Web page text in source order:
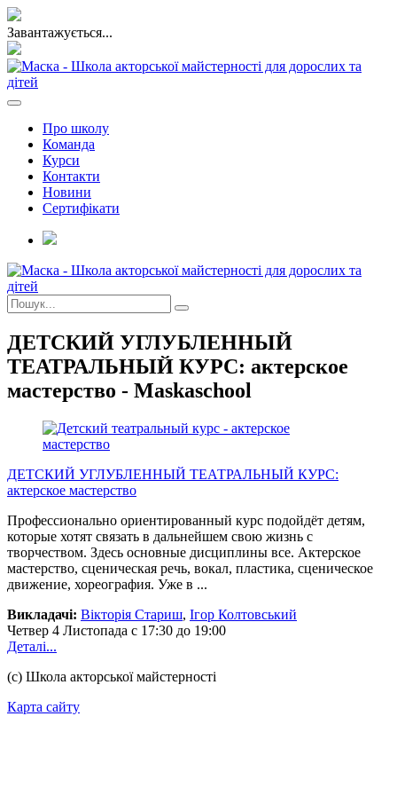
Завантажується...
Про школу
Команда
Курси
Контакти
Новини
Сертифікати
ДЕТСКИЙ УГЛУБЛЕННЫЙ
ТЕАТРАЛЬНЫЙ КУРС: актерское
мастерство - Maskaschool
ДЕТСКИЙ УГЛУБЛЕННЫЙ ТЕАТРАЛЬНЫЙ КУРС:
актерское мастерство
Профессионально ориентированный курс подойдёт детям,
которые хотят связать в дальнейшем свою жизнь с
творчеством. Здесь основные дисциплины все. Актерское
мастерство, сценическая речь, вокал, пластика, сценическое
движение, хореография. Уже в ...
Викладачі: Вікторія Стариш, Ігор Колтовський
Четвер 4 Листопада с 17:30 до 19:00
Деталі...
(с) Школа акторської майстерності
Карта сайту